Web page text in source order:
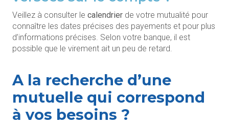
Veillez à consulter le calendrier de votre mutualité pour
connaître les dates précises des payements et pour plus
d’informations précises. Selon votre banque, il est
possible que le virement ait un peu de retard.
A la recherche d’une
mutuelle qui correspond
à vos besoins ?